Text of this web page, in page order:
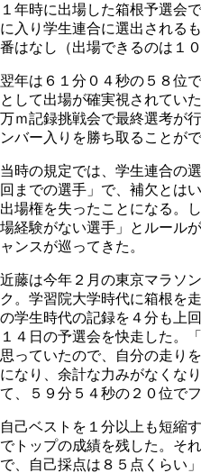
１年時に出場した箱根予選会
に入り学生連合に選出される
番はなし（出場できるのは１０
翌年は６１分０４秒の５８位
として出場が確実視されてい
万ｍ記録挑戦会で最終選考が
ンバー入りを勝ち取ることが
当時の規定では、学生連合の
回までの選手」で、補欠とは
出場権を失ったことになる。
場経験がない選手」とルール
ャンスが巡ってきた。
近藤は今年２月の東京マラソ
ク。学習院大学時代に箱根を
の学生時代の記録を４分も上
１４日の予選会を快走した。
思っていたので、自分の走り
になり、余計な力みがなくな
て、５９分５４秒の２０位でフ
自己ベストを１分以上も短縮
でトップの成績を残した。そ
で、自己採点は８５点くらい